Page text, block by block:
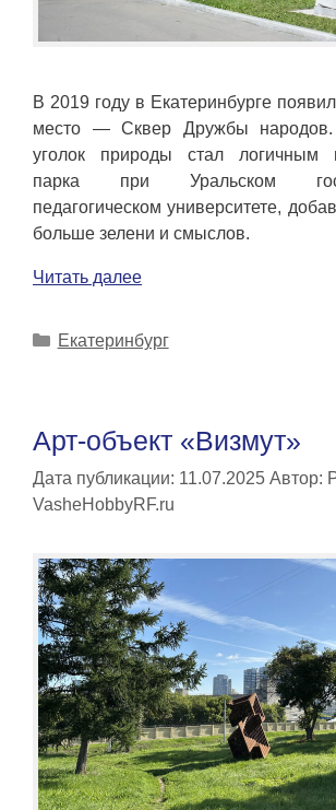
В 2019 году в Екатеринбурге
место — Сквер Дружбы
уголок природы стал логичным
парка при Уральском
педагогическом университете,
больше зелени и смыслов.
Читать далее
Рубрики
Екатеринбург
Арт-объект «Визмут»
Дата публикации: 11.07.2025 Автор:
VasheHobbyRF.ru